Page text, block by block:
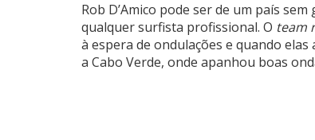
Rob D’Amico pode ser de um país
qualquer surfista profissional. O team
à espera de ondulações e quando
a Cabo Verde, onde apanhou boas